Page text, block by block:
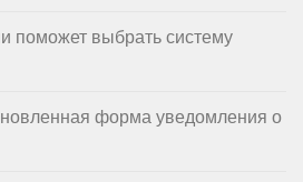
поможет выбрать систему
форма уведомления о